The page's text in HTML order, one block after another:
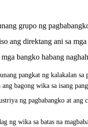
grupo ng
ang direktang ani sa
bangko habang
pangkat ng kalakalan
ang bagong wika sa isang
ng pagbabangko at
ng wika sa batas na